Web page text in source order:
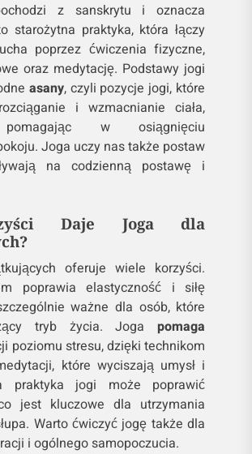
z sanskrytu i oznacza
starożytna praktyka, która łączy
poprzez ćwiczenia fizyczne,
oraz medytację. Podstawy jogi
asany, czyli pozycje jogi, które
i wzmacnianie ciała,
pomagając w osiągnięciu
Joga uczy nas także postaw
na codzienną postawę i
Daje Joga dla
oferuje wiele korzyści.
poprawia elastyczność i siłę
ważne dla osób, które
tryb życia. Jogapomaga
poziomu stresu, dzięki technikom
które wyciszają umysł i
praktyka jogi może poprawić
jest kluczowe dla utrzymania
Warto ćwiczyć jogę także dla
i ogólnego samopoczucia.